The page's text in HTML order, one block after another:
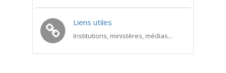
Liens utiles
Institutions, ministères, médias...